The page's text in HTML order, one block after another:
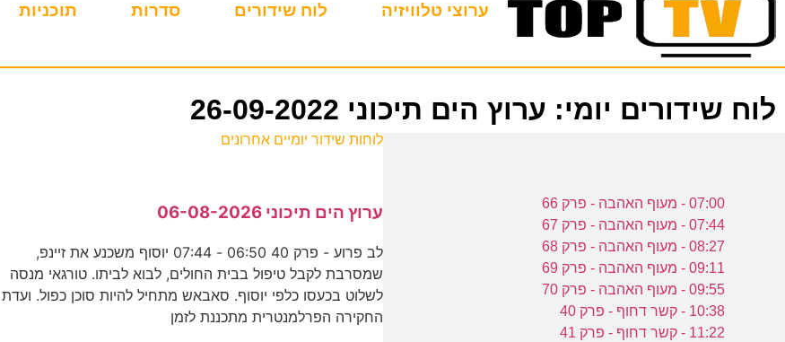
ערוצי טלוויזיה לוח שידורים סדרות תוכניות
לוח שידורים יומי: ערוץ הים תיכוני 26-09-2022
07:00 - מעוף האהבה - פרק 66
07:44 - מעוף האהבה - פרק 67
08:27 - מעוף האהבה - פרק 68
09:11 - מעוף האהבה - פרק 69
09:55 - מעוף האהבה - פרק 70
10:38 - קשר דחוף - פרק 40
11:22 - קשר דחוף - פרק 41
לוחות שידור יומיים אחרונים
ערוץ הים תיכוני 06-08-2026
לב פרוע - פרק 40 06:50 - 07:44 יוסוף משכנע את זיינפ,
שמסרבת לקבל טיפול בבית החולים, לבוא לביתו. טורגאי מנסה
לשלוט בכעסו כלפי יוסוף. סאבאש מתחיל להיות סוכן כפול. ועדת
החקירה הפרלמנטרית מתכננת לזמן